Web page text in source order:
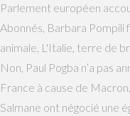
Parlement européen
Abonnés, Barbara
animale, L'Italie, terre de
Non, Paul Pogba n’a pas
France à cause de
Salmane ont négocié une